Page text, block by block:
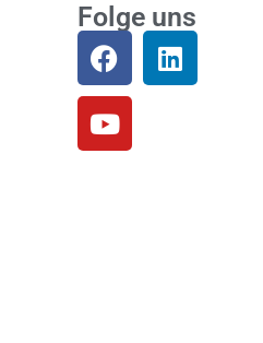
Folge uns